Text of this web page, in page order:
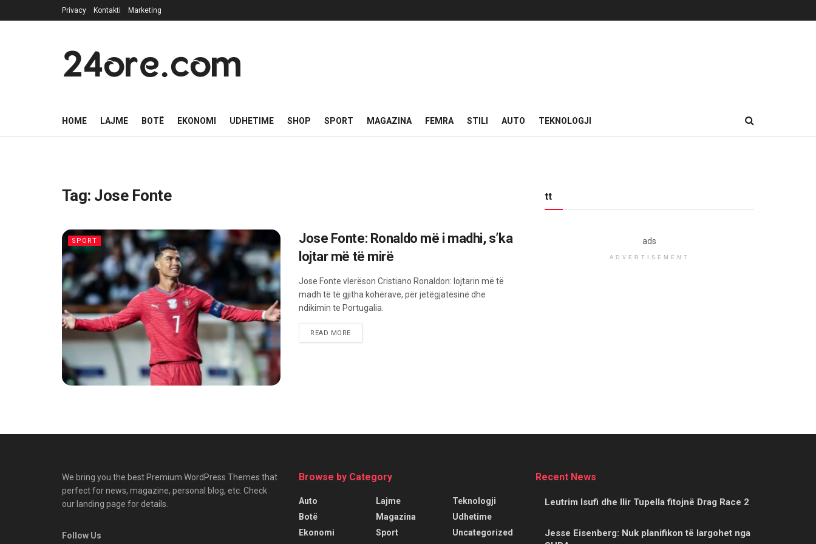
Privacy Kontakti Marketing
24ore.com
HOME LAJME BOTË EKONOMI UDHETIME SHOP SPORT MAGAZINA FEMRA STILI AUTO TEKNOLOGJI
Tag: Jose Fonte
SPORT
Jose Fonte: Ronaldo më i madhi, s’ka
lojtar më të mirë
Jose Fonte vlerëson Cristiano Ronaldon: lojtarin më të
madh të të gjitha kohërave, për jetëgjatësinë dhe
ndikimin te Portugalia.
READ MORE
tt
ads
ADVERTISEMENT
We bring you the best Premium WordPress Themes that
perfect for news, magazine, personal blog, etc. Check
our landing page for details.
Follow Us
Browse by Category
Auto
Botë
Ekonomi
Lajme
Magazina
Sport
Teknologji
Udhetime
Uncategorized
Recent News
Leutrim Isufi dhe Ilir Tupella fitojnë Drag Race 2
Jesse Eisenberg: Nuk planifikon të largohet nga